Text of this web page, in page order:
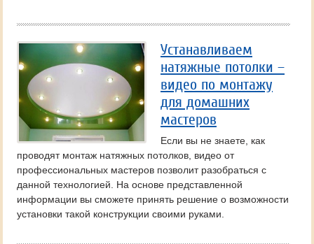
Устанавливаем
натяжные потолки –
видео по монтажу
для домашних
мастеров
Если вы не знаете, как
проводят монтаж натяжных потолков, видео от
профессиональных мастеров позволит разобраться с
данной технологией. На основе представленной
информации вы сможете принять решение о возможности
установки такой конструкции своими руками.